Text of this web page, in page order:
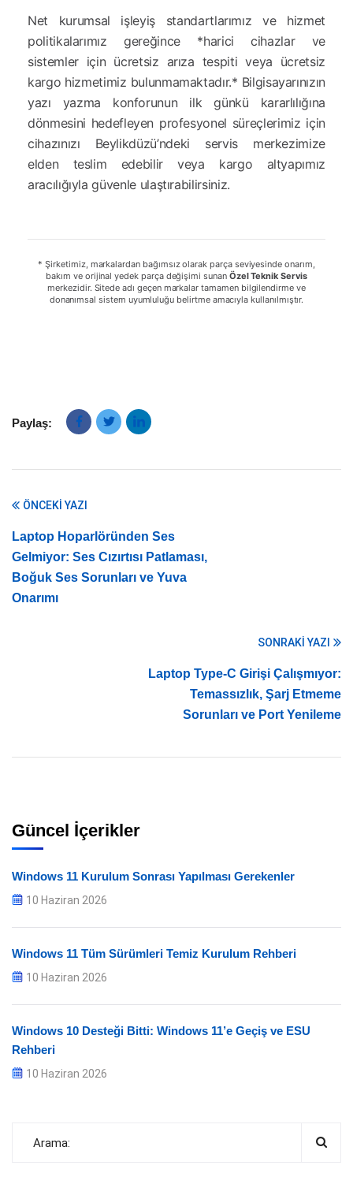
Net kurumsal işleyiş standartlarımız ve hizmet
politikalarımız gereğince *harici cihazlar ve
sistemler için ücretsiz arıza tespiti veya ücretsiz
kargo hizmetimiz bulunmamaktadır.* Bilgisayarınızın
yazı yazma konforunun ilk günkü kararlılığına
dönmesini hedefleyen profesyonel süreçlerimiz için
cihazınızı Beylikdüzü’ndeki servis merkezimize
elden teslim edebilir veya kargo altyapımız
aracılığıyla güvenle ulaştırabilirsiniz.
* Şirketimiz, markalardan bağımsız olarak parça seviyesinde onarım,
bakım ve orijinal yedek parça değişimi sunan Özel Teknik Servis
merkezidir. Sitede adı geçen markalar tamamen bilgilendirme ve
donanımsal sistem uyumluluğu belirtme amacıyla kullanılmıştır.
Paylaş:
ÖNCEKI YAZI
Laptop Hoparlöründen Ses
Gelmiyor: Ses Cızırtısı Patlaması,
Boğuk Ses Sorunları ve Yuva
Onarımı
SONRAKI YAZI
Laptop Type-C Girişi Çalışmıyor:
Temassızlık, Şarj Etmeme
Sorunları ve Port Yenileme
Güncel İçerikler
Windows 11 Kurulum Sonrası Yapılması Gerekenler
10 Haziran 2026
Windows 11 Tüm Sürümleri Temiz Kurulum Rehberi
10 Haziran 2026
Windows 10 Desteği Bitti: Windows 11’e Geçiş ve ESU
Rehberi
10 Haziran 2026